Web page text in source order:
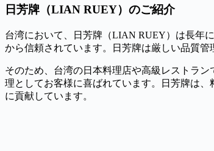
日芳牌（LIAN RUEY）のご紹介
台湾において、日芳牌（LIAN RUEY）は長年
から信頼されています。日芳牌は厳しい品質
そのため、台湾の日本料理店や高級レストラ
理としてお客様に喜ばれています。日芳牌は
に貢献しています。